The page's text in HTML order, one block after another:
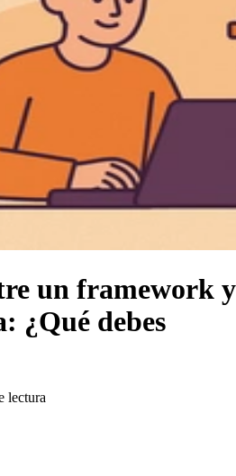
un framework y
¿Qué debes
lectura